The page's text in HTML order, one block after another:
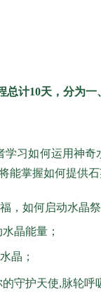
总计10天，分为一
习如何运用神
能掌握如何提供
，如何启动水晶
晶能量；
晶；
守护天使,脉轮呼